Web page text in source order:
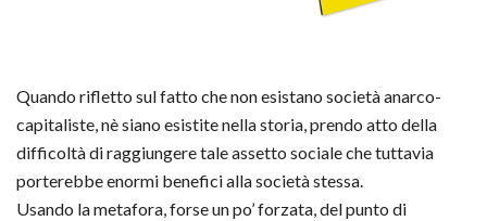
Quando rifletto sul fatto che non esistano società anarco-
capitaliste, nè siano esistite nella storia, prendo atto della
difficoltà di raggiungere tale assetto sociale che tuttavia
porterebbe enormi benefici alla società stessa.
Usando la metafora, forse un po’ forzata, del punto di